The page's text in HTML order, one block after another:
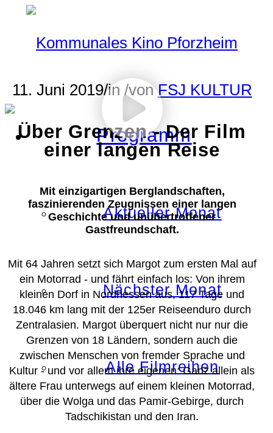
Programm
Aktueller Monat
Nächster Monat
Alle Filmreihen
11. Juni 2019/in /vonFSJ KULTUR
Über Grenzen - Der Film
einer langen Reise
Mit einzigartigen Berglandschaften,
faszinierenden Zeugnissen einer langen
Geschichte und unübertroffener
Gastfreundschaft.
Mit 64 Jahren setzt sich Margot zum ersten Mal auf
ein Motorrad - und fährt einfach los: Von ihrem
kleinen Dorf in Nordhessen aus, 117 Tage und
18.046 km lang mit der 125er Reiseenduro durch
Zentralasien. Margot überquert nicht nur nur die
Grenzen von 18 Ländern, sondern auch die
zwischen Menschen von fremder Sprache und
Kultur - und vor allem ihre eigenen: Ganz allein als
ältere Frau unterwegs auf einem kleinen Motorrad,
über die Wolga und das Pamir-Gebirge, durch
Tadschikistan und den Iran.